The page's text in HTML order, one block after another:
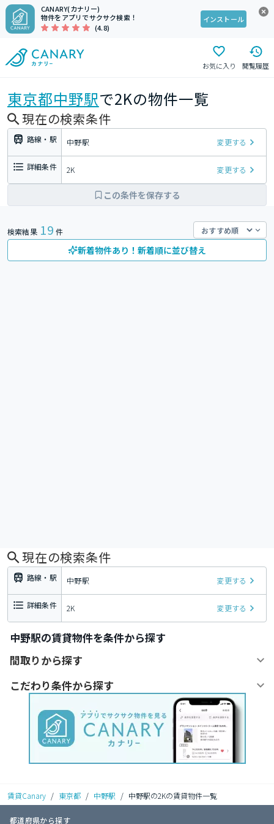
CANARY(カナリー)
物件をアプリでサクサク検索！
(4.8)
インストール
お気に入り 閲覧履歴
東京都中野駅で2Kの物件一覧
現在の検索条件
路線・駅 中野駅 変更する
詳細条件 2K 変更する
この条件を保存する
検索結果 19 件
新着物件あり！新着順に並び替え
現在の検索条件
路線・駅 中野駅 変更する
詳細条件 2K 変更する
中野駅の賃貸物件を条件から探す
間取りから探す
こだわり条件から探す
賃貸Canary / 東京都 / 中野駅 / 中野駅の2Kの賃貸物件一覧
都道府県から探す